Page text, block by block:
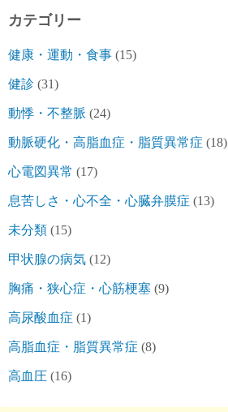
カテゴリー
健康・運動・食事 (15)
健診 (31)
動悸・不整脈 (24)
動脈硬化・高脂血症・脂質異常症 (18)
心電図異常 (17)
息苦しさ・心不全・心臓弁膜症 (13)
未分類 (15)
甲状腺の病気 (12)
胸痛・狭心症・心筋梗塞 (9)
高尿酸血症 (1)
高脂血症・脂質異常症 (8)
高血圧 (16)